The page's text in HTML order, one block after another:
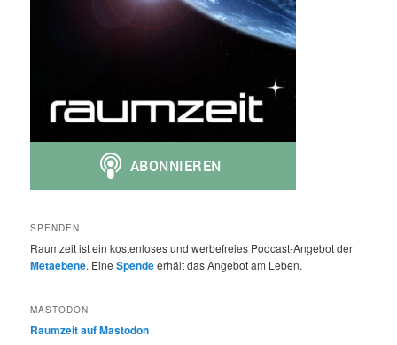
SPENDEN
Raumzeit ist ein kostenloses und werbefreies Podcast-Angebot der
Metaebene. EineSpendeerhält das Angebot am Leben.
MASTODON
Raumzeit auf Mastodon